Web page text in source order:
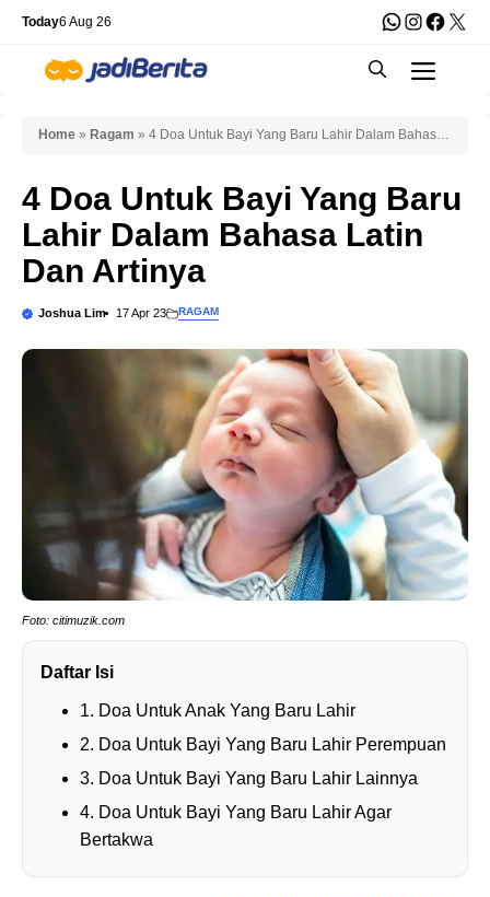
Skip
content
Today6 Aug 26 WhatsApp
X
Home » Ragam » 4 Doa Untuk Bayi Yang Baru Lahir Dalam Bahasa
4 Doa Untuk Bayi Yang Baru
Lahir Dalam Bahasa Latin
Dan Artinya
Joshua Lim 17 Apr 23 RAGAM
Foto: citimuzik.com
Daftar Isi
1. Doa Untuk Anak Yang Baru Lahir
2. Doa Untuk Bayi Yang Baru Lahir Perempuan
3. Doa Untuk Bayi Yang Baru Lahir Lainnya
4. Doa Untuk Bayi Yang Baru Lahir Agar
Bertakwa